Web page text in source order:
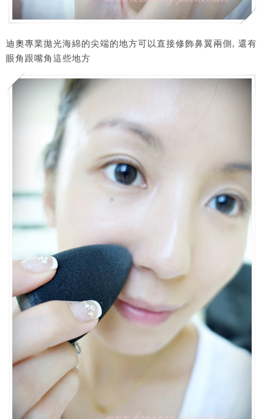
迪奧專業拋光海綿的尖端的地方可以直接修飾鼻翼兩側, 還有
眼角跟嘴角這些地方